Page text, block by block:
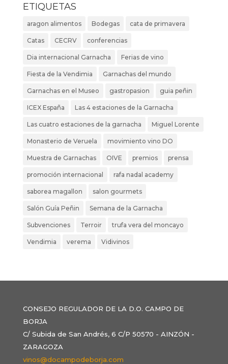
ETIQUETAS
aragon alimentos Bodegas cata de primavera
Catas CECRV conferencias
Dia internacional Garnacha Ferias de vino
Fiesta de la Vendimia Garnachas del mundo
Garnachas en el Museo gastropasion guia peñin
ICEX España Las 4 estaciones de la Garnacha
Las cuatro estaciones de la garnacha Miguel Lorente
Monasterio de Veruela movimiento vino DO
Muestra de Garnachas OIVE premios prensa
promoción internacional rafa nadal academy
saborea magallon salon gourmets
Salón Guía Peñin Semana de la Garnacha
Subvenciones Terroir trufa vera del moncayo
Vendimia verema Vidivinos
CONSEJO REGULADOR DE LA D.O. CAMPO DE
BORJA
C/ Subida de San Andrés, 6 C/P 50570 - AINZÓN -
ZARAGOZA
vinos@docampodeborja.com